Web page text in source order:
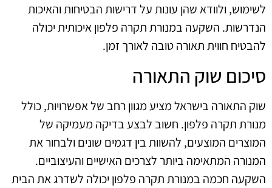
לשימוש, ולוודא שהן עונות על דרישות הבטיחות והאיכות
הנדרשות. השקעה במנורת תקרה פלפון איכותית יכולה
להבטיח חווית תאורה טובה לאורך זמן.
סיכום שוק התאורה
שוק התאורה בישראל מציע מגוון רחב של אפשרויות, כולל
מנורת תקרה פלפון. חשוב לבצע בדיקה מעמיקה של
המוצרים המוצעים, להשוות בין דגמים שונים ולבחור את
המנורה המתאימה ביותר לצרכים האישיים והעיצוביים.
השקעה חכמה במנורת תקרה פלפון יכולה לשדרג את הבית